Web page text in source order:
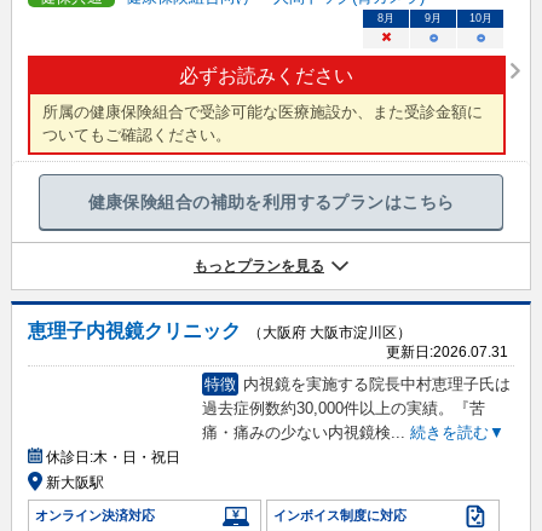
必ずお読みください
所属の健康保険組合で受診可能な医療施設か、また受診金額に
ついてもご確認ください。
8月 9月 10月
× ○ ○
健康保険組合の補助を利用するプランはこちら
もっとプランを見る
恵理子内視鏡クリニック
（大阪府 大阪市淀川区）
更新日:2026.07.31
特徴 内視鏡を実施する院長中村恵理子氏は
過去症例数約30,000件以上の実績。『苦
痛・痛みの少ない内視鏡検
続きを読む▼
休診日:木・日・祝日
新大阪駅
オンライン決済対応 インボイス制度に対応